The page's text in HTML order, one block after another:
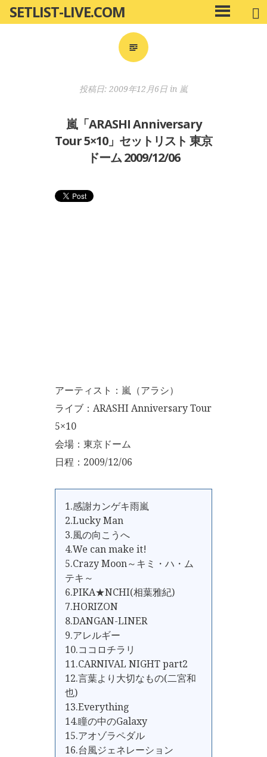
ン
SETLIST-LIVE.COM
メ
イ
投稿日: 2009年12月6日 in 嵐
嵐「ARASHI Anniversary
Tour 5×10」セットリスト 東京
ドーム 2009/12/06
アーティスト：嵐（アラシ）
ライブ：ARASHI Anniversary Tour
5×10
会場：東京ドーム
日程：2009/12/06
1.感謝カンゲキ雨嵐
2.Lucky Man
3.風の向こうへ
4.We can make it!
5.Crazy Moon～キミ・ハ・ム
テキ～
6.PIKA★NCHI(相葉雅紀)
7.HORIZON
8.DANGAN-LINER
9.アレルギー
10.ココロチラリ
11.CARNIVAL NIGHT part2
12.言葉より大切なもの(二宮和
也)
13.Everything
14.瞳の中のGalaxy
15.アオゾラペダル
16.台風ジェネレーション